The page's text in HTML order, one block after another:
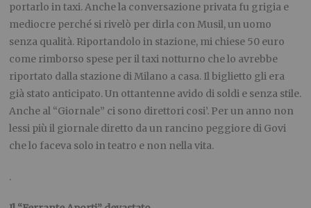
portarlo in taxi. Anche la conversazione privata fu grigia e
mediocre perché si rivelò per dirla con Musil, un uomo
senza qualità. Riportandolo in stazione, mi chiese 50 euro
come rimborso spese per il taxi notturno che lo avrebbe
riportato dalla stazione di Milano a casa. Il biglietto gli era
già stato anticipato. Un ottantenne avido di soldi e senza stile.
Anche al “Giornale” ci sono direttori cosi’. Per un anno non
lessi più il giornale diretto da un rancino peggiore di Govi
che lo faceva solo in teatro e non nella vita.
.